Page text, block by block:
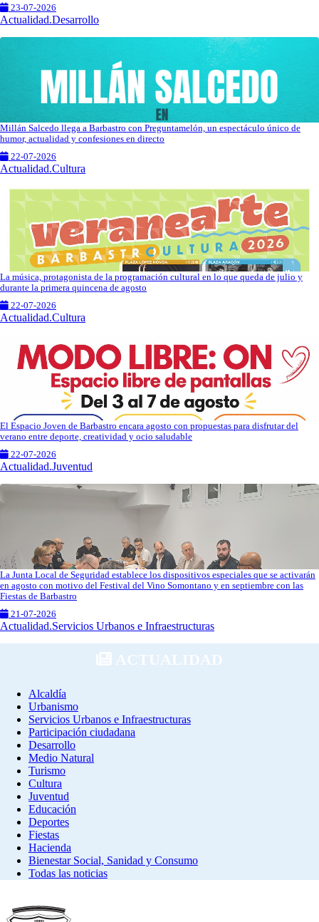
23-07-2026
Actualidad.Desarrollo
Millán Salcedo llega a Barbastro con Preguntamelón, un espectáculo único de
humor, actualidad y confesiones en directo
22-07-2026
Actualidad.Cultura
La música, protagonista de la programación cultural en lo que queda de julio y
durante la primera quincena de agosto
22-07-2026
Actualidad.Cultura
El Espacio Joven de Barbastro encara agosto con propuestas para disfrutar del
verano entre deporte, creatividad y ocio saludable
22-07-2026
Actualidad.Juventud
La Junta Local de Seguridad establece los dispositivos especiales que se activarán
en agosto con motivo del Festival del Vino Somontano y en septiembre con las
Fiestas de Barbastro
21-07-2026
Actualidad.Servicios Urbanos e Infraestructuras
ACTUALIDAD
Alcaldía
Urbanismo
Servicios Urbanos e Infraestructuras
Participación ciudadana
Desarrollo
Medio Natural
Turismo
Cultura
Juventud
Educación
Deportes
Fiestas
Hacienda
Bienestar Social, Sanidad y Consumo
Todas las noticias